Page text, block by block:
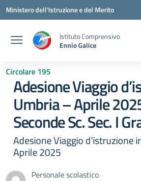
Vai ai contenuti
Vai al menu di navigazione
Vai al footer
Ministero dell'Istruzione e del Merito
Istituto Comprensivo
Ennio Galice
Circolare 195
Adesione Viaggio
Umbria – Aprile
Seconde Sc. Sec. I
Adesione Viaggio d’istruzione
Aprile 2025
Personale scolastico